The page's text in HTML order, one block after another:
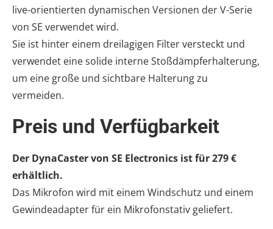
live-orientierten dynamischen Versionen der V-Serie
von SE verwendet wird.
Sie ist hinter einem dreilagigen Filter versteckt und
verwendet eine solide interne Stoßdämpferhalterung,
um eine große und sichtbare Halterung zu
vermeiden.
Preis und Verfügbarkeit
Der DynaCaster von SE Electronics ist für 279 €
erhältlich.
Das Mikrofon wird mit einem Windschutz und einem
Gewindeadapter für ein Mikrofonstativ geliefert.